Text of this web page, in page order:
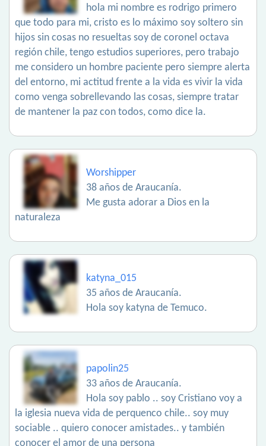
hola mi nombre es rodrigo primero
que todo para mi, cristo es lo máximo soy soltero sin
hijos sin cosas no resueltas soy de coronel octava
región chile, tengo estudios superiores, pero trabajo
me considero un hombre paciente pero siempre alerta
del entorno, mi actitud frente a la vida es vivir la vida
como venga sobrellevando las cosas, siempre tratar
de mantener la paz con todos, como dice la.
Worshipper
38 años de Araucanía.
Me gusta adorar a Dios en la
naturaleza
katyna_015
35 años de Araucanía.
Hola soy katyna de Temuco.
papolin25
33 años de Araucanía.
Hola soy pablo .. soy Cristiano voy a
la iglesia nueva vida de perquenco chile.. soy muy
sociable .. quiero conocer amistades.. y también
conocer el amor de una persona